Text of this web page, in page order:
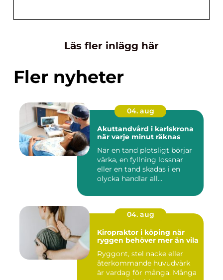
Läs fler inlägg här
Fler nyheter
04. aug
Akuttandvård i karlskrona
när varje minut räknas
När en tand plötsligt börjar
värka, en fyllning lossnar
eller en tand skadas i en
olycka handlar all...
04. aug
Kiropraktor i köping när
ryggen behöver mer än vila
Ryggont, stel nacke eller
återkommande huvudvärk
är vardag för många. Många